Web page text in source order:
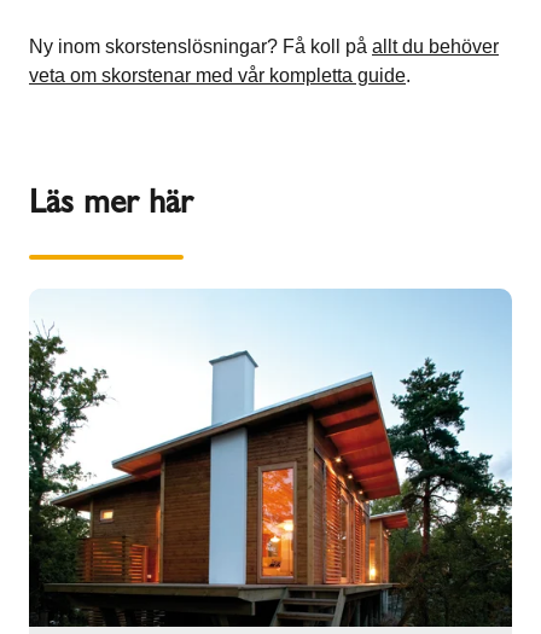
Ny inom skorstenslösningar? Få koll på allt du behöver
veta om skorstenar med vår kompletta guide.
Läs mer här